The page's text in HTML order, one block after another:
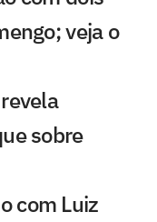
veja o
sobre
com Luiz